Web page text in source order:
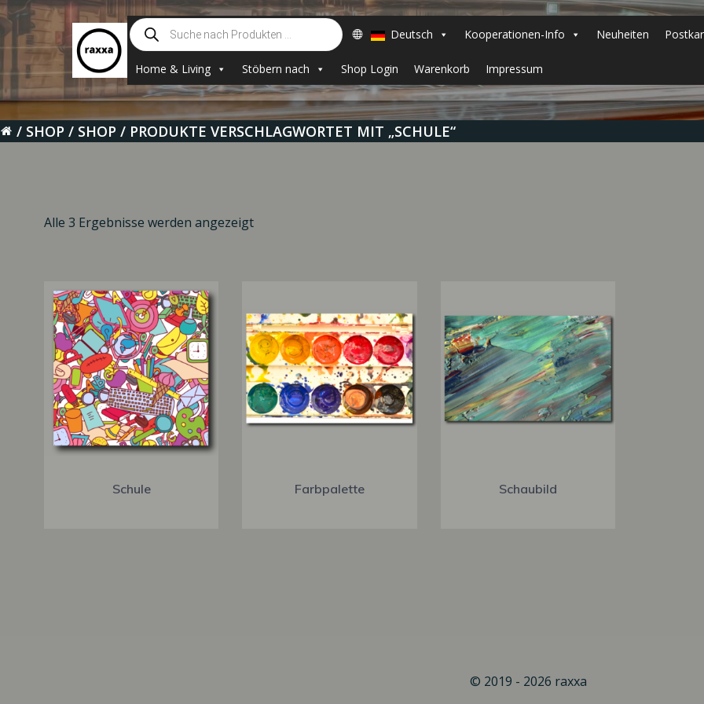
Zum
Inhalt
springen
Suche
nach
Produkten
Deutsch Kooperationen-Info Neuheiten
Home & Living Stöbern nach Shop Login Warenkorb Impressum
SHOP SHOP PRODUKTE VERSCHLAGWORTET MIT „SCHULE“
Alle 3 Ergebnisse werden angezeigt
Schule Farbpalette Schaubild
© 2019 - 2026 raxxa